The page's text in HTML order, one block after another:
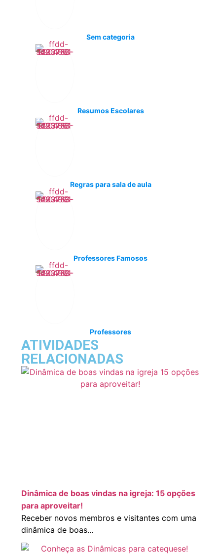
Sem categoria
Resumos Escolares
Regras para sala de aula
Professores Famosos
Professores
ATIVIDADES
RELACIONADAS
Dinâmica de boas vindas na igreja: 15 opções
para aproveitar!
Receber novos membros e visitantes com uma
dinâmica de boas...